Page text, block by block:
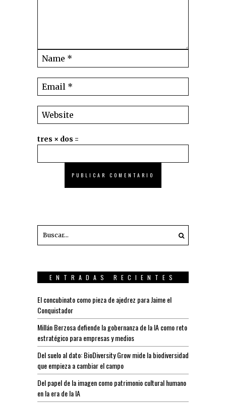
tres × dos =
ENTRADAS RECIENTES
El concubinato como pieza de ajedrez para Jaime el
Conquistador
Millán Berzosa defiende la gobernanza de la IA como reto
estratégico para empresas y medios
Del suelo al dato: BioDiversity Grow mide la biodiversidad
que empieza a cambiar el campo
Del papel de la imagen como patrimonio cultural humano
en la era de la IA